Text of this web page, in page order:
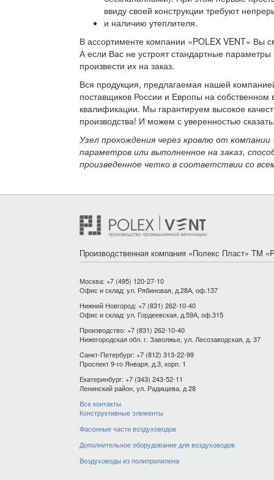
ввиду своей конструкции требуют
и наличию утеплителя.
В ассортименте компании «POLEX VENT» Вы
А если Вас не устроят стандартные
произвести их на заказ.
Вся продукция, предлагаемая нашей
поставщиков России и Европы на
квалификации. Мы гарантируем высокое
производства! И можем с уверенностью
Узел прохождения через кровлю от
параметров или выполненное на заказ,
произведенное четко в соответствии со
Производственная компания «Полекс Пласт» TM
Москва: +7 (495) 120-27-10
Офис и склад: ул. Рябиновая, д.28А, оф.137
Нижний Новгород: +7 (831) 262-10-40
Офис и склад: ул. Гордеевская, д.59А, оф.315
Производство: +7 (831) 262-10-40
Нижегородская обл. г. Заволжье, ул. Лесозаводская, д. 37
Cанкт-Петербург: +7 (812) 313-22-99
Проспект 9-го Января, д.3, корп. 1
Екатеринбург: +7 (343) 243-52-11
Ленинский район, ул. Радищева, д 28
Все контакты
Конструктивные элементы
Фасонные части воздуховодов
Дополнительное оборудование для воздуховодов
Воздуховоды из полипропилена